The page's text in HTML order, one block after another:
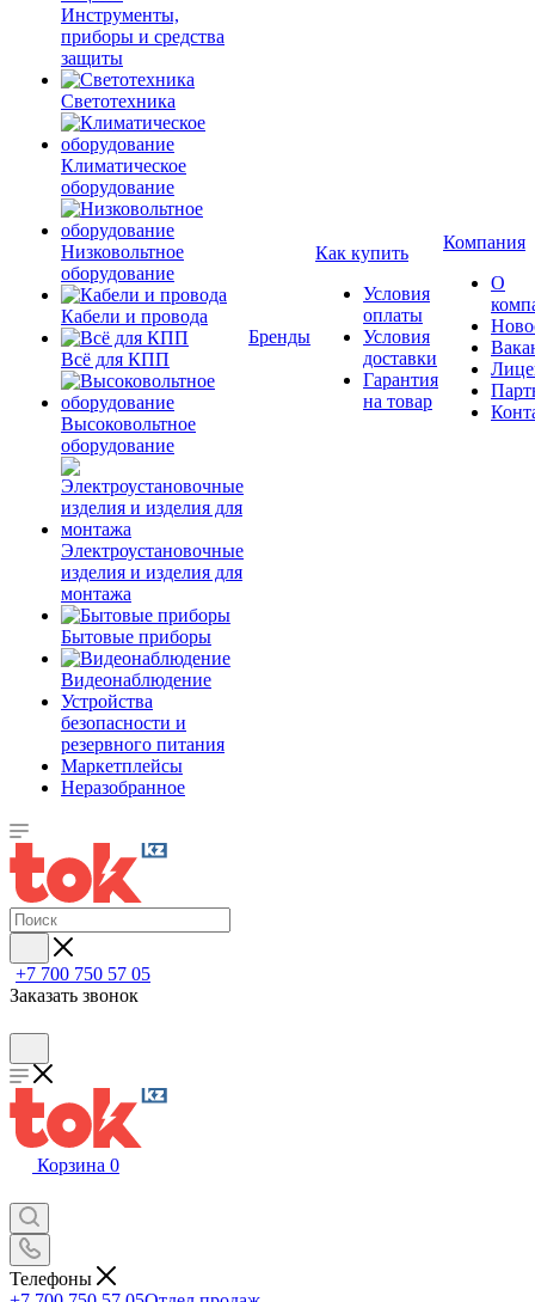
Инструменты,
приборы и средства
защиты
Светотехника
Климатическое
оборудование
Низковольтное
оборудование
Кабели и провода
Всё для КПП
Высоковольтное
оборудование
Электроустановочные
изделия и изделия для
монтажа
Бытовые приборы
Видеонаблюдение
Устройства
безопасности и
резервного питания
Маркетплейсы
Неразобранное
Бренды
Как купить
Условия
оплаты
Условия
доставки
Гарантия
на товар
Компания
О
+7 700 750 57 05
Заказать звонок
Корзина 0
Телефоны